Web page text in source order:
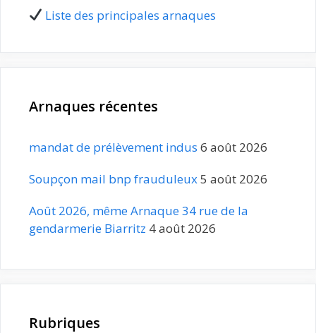
Liste des principales arnaques
Arnaques récentes
mandat de prélèvement indus 6 août 2026
Soupçon mail bnp frauduleux5 août 2026
Août 2026, même Arnaque 34 rue de la
gendarmerie Biarritz 4 août 2026
Rubriques